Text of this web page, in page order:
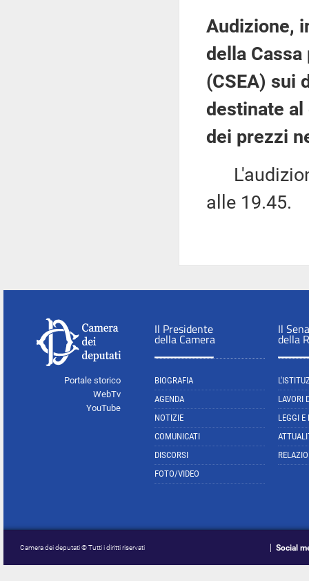
Audizione,
della
(CSEA) sui
destinate
dei prezzi
alle 19.45.
Portale storico
WebTv
YouTube
Il Presidente
della Camera
BIOGRAFIA
AGENDA
NOTIZIE
COMUNICATI
DISCORSI
FOTO/VIDEO
Il
della
LAVORI
LEGGI E
Camera dei deputati © Tutti i diritti riservati Social